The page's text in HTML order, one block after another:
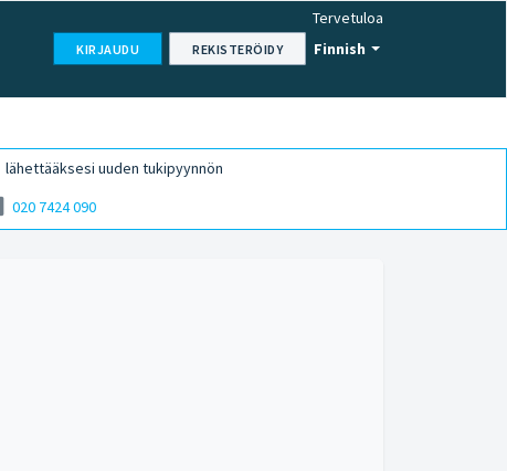
Finnish
Tervetuloa
KIRJAUDU REKISTERÖIDY
lähettääksesi uuden tukipyynnön
020 7424 090